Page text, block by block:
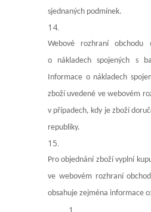
sjednaných podmínek.
Webové rozhraní obchodu
o nákladech spojených s
Informace o nákladech
zboží uvedené ve webovém
v případech, kdy je zboží
republiky.
Pro objednání zboží vyplní
ve webovém rozhraní
obsahuje zejména informace o: